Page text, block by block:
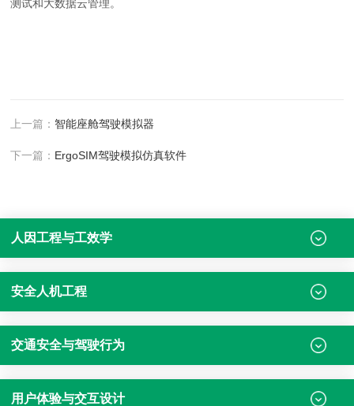
测试和大数据云管理。
上一篇： 智能座舱驾驶模拟器
下一篇： ErgoSIM驾驶模拟仿真软件
人因工程与工效学
安全人机工程
交通安全与驾驶行为
用户体验与交互设计